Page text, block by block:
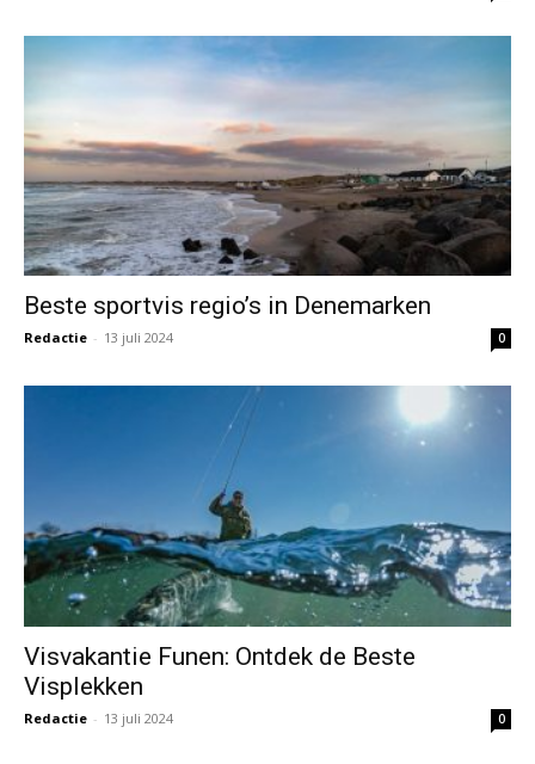
Beste sportvis regio’s in Denemarken
Redactie - 13 juli 2024 0
Visvakantie Funen: Ontdek de Beste
Visplekken
Redactie - 13 juli 2024 0